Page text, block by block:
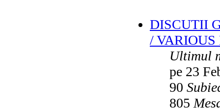
DISCUTII
/ VARIOUS
Ultimul
pe 23
90
805